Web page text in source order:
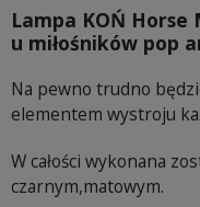
Lampa KOŃ
u miłośników pop
Na pewno trudno
elementem wystroju
W całości wykonana
czarnym,matowym.